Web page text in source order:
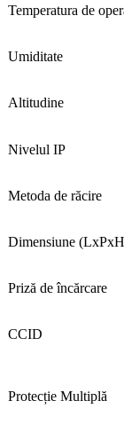
Temperatura de
Umiditate
Altitudine
Nivelul IP
Metoda de răcire
Dimensiune
Priză de încărcare
CCID
Protecție Multiplă